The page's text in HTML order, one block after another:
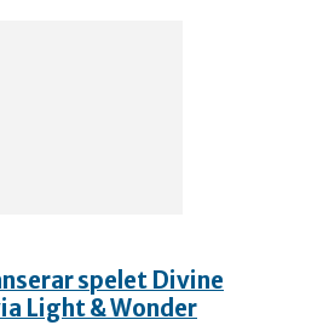
spelet Divine
Light & Wonder